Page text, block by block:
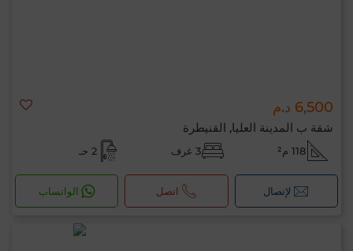
6,500 د.م
شقة ب المدينة العليا, القنيطرة
118 م² 3 غرف 2 حـ
لإتصال اتصل الواتساب